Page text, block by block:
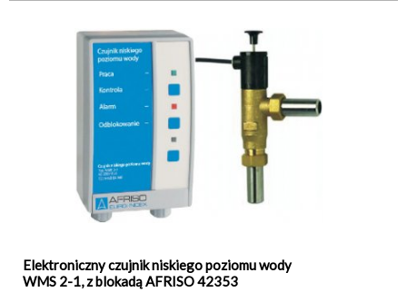
Elektroniczny czujnik niskiego poziomu wody
WMS 2-1, z blokadą AFRISO 42353